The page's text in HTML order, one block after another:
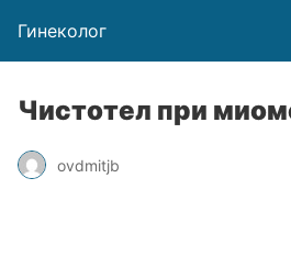
Гинеколог
Чистотел при
ovdmitjb